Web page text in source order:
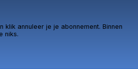
klik annuleer je je abonnement. Binnen
niks.